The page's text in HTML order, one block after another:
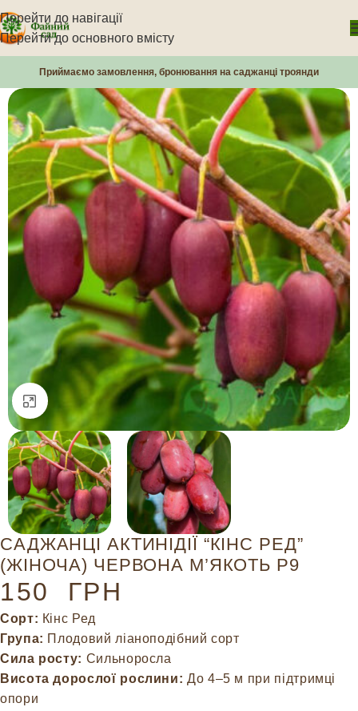
Перейти до навігації
Перейти до основного вмісту
Приймаємо замовлення, бронювання на саджанці троянди
Натисніть, щоб збільшити
САДЖАНЦІ АКТИНІДІЇ “КІНС РЕД”
(ЖІНОЧА) ЧЕРВОНА М’ЯКОТЬ Р9
150 ГРН
Сорт: Кінс Ред
Група: Плодовий ліаноподібний сорт
Сила росту: Сильноросла
Висота дорослої рослини: До 4–5 м при підтримці
опори